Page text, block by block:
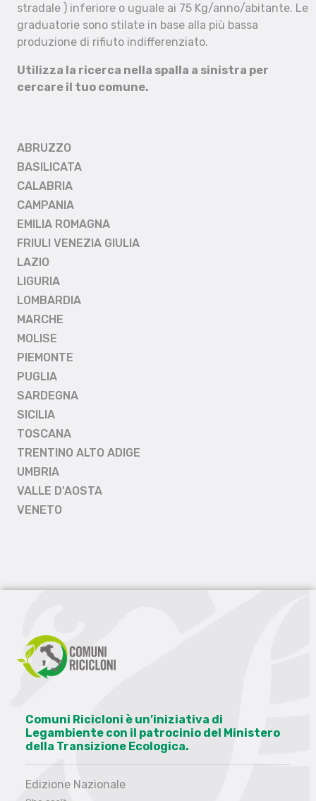
stradale ) inferiore o uguale ai 75 Kg/anno/abitante. Le
graduatorie sono stilate in base alla più bassa
produzione di rifiuto indifferenziato.
Utilizza la ricerca nella spalla a sinistra per
cercare il tuo comune.
ABRUZZO
BASILICATA
CALABRIA
CAMPANIA
EMILIA ROMAGNA
FRIULI VENEZIA GIULIA
LAZIO
LIGURIA
LOMBARDIA
MARCHE
MOLISE
PIEMONTE
PUGLIA
SARDEGNA
SICILIA
TOSCANA
TRENTINO ALTO ADIGE
UMBRIA
VALLE D'AOSTA
VENETO
Comuni Ricicloni è un’iniziativa di
Legambiente con il patrocinio del Ministero
della Transizione Ecologica.
Edizione Nazionale